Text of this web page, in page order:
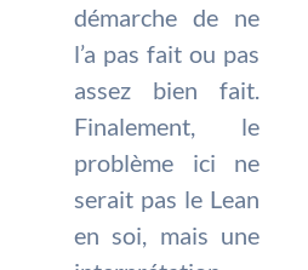
démarche de ne
l’a pas fait ou pas
assez bien fait.
Finalement, le
problème ici ne
serait pas le Lean
en soi, mais une